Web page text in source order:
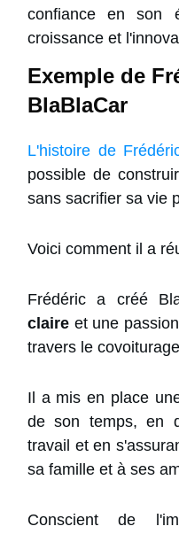
confiance en son
croissance et
Exemple de
BlaBlaCar
L'histoire de
possible de
sans sacrifier sa vie
Voici comment il a
Frédéric a créé
claire et une
travers le
Il a mis en place
de son temps, en
travail et en
sa famille et à ses
Conscient de